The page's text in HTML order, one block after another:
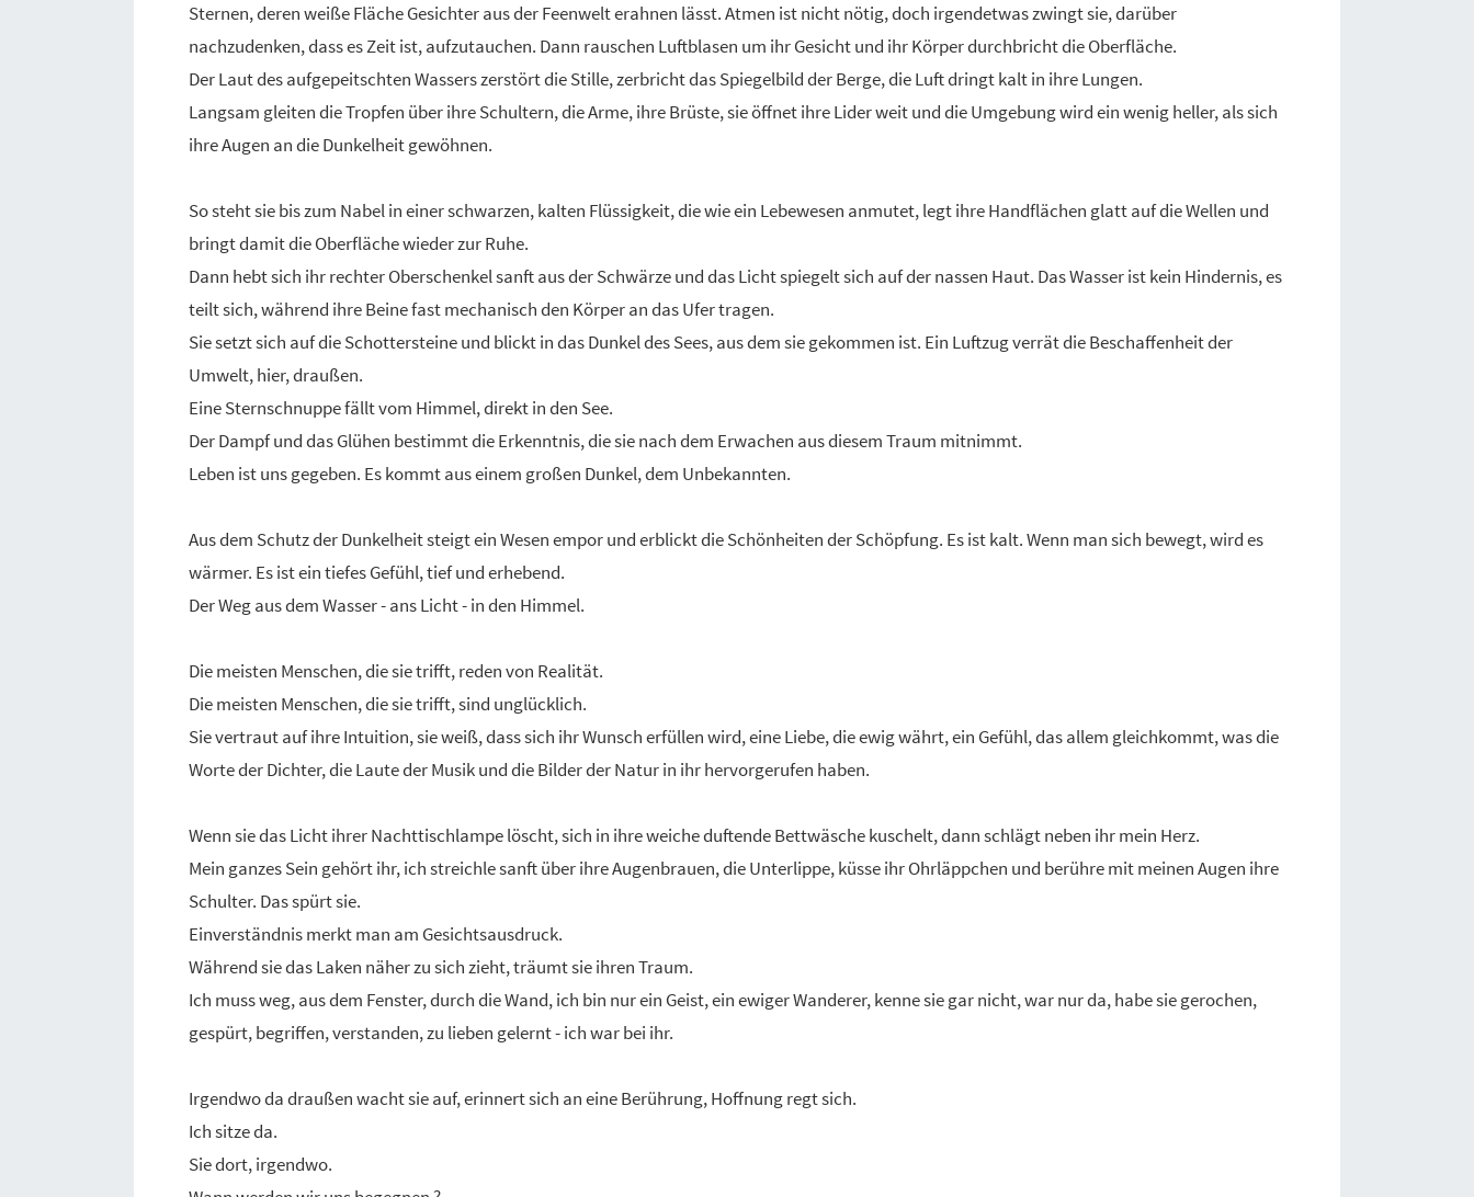
Sternen, deren weiße Fläche Gesichter aus der Feenwelt erahnen lässt. Atmen ist nicht nötig, doch irgendetwas zwingt sie, darüber
nachzudenken, dass es Zeit ist, aufzutauchen. Dann rauschen Luftblasen um ihr Gesicht und ihr Körper durchbricht die Oberfläche.
Der Laut des aufgepeitschten Wassers zerstört die Stille, zerbricht das Spiegelbild der Berge, die Luft dringt kalt in ihre Lungen.
Langsam gleiten die Tropfen über ihre Schultern, die Arme, ihre Brüste, sie öffnet ihre Lider weit und die Umgebung wird ein wenig heller, als sich
ihre Augen an die Dunkelheit gewöhnen.
So steht sie bis zum Nabel in einer schwarzen, kalten Flüssigkeit, die wie ein Lebewesen anmutet, legt ihre Handflächen glatt auf die Wellen und
bringt damit die Oberfläche wieder zur Ruhe.
Dann hebt sich ihr rechter Oberschenkel sanft aus der Schwärze und das Licht spiegelt sich auf der nassen Haut. Das Wasser ist kein Hindernis, es
teilt sich, während ihre Beine fast mechanisch den Körper an das Ufer tragen.
Sie setzt sich auf die Schottersteine und blickt in das Dunkel des Sees, aus dem sie gekommen ist. Ein Luftzug verrät die Beschaffenheit der
Umwelt, hier, draußen.
Eine Sternschnuppe fällt vom Himmel, direkt in den See.
Der Dampf und das Glühen bestimmt die Erkenntnis, die sie nach dem Erwachen aus diesem Traum mitnimmt.
Leben ist uns gegeben. Es kommt aus einem großen Dunkel, dem Unbekannten.
Aus dem Schutz der Dunkelheit steigt ein Wesen empor und erblickt die Schönheiten der Schöpfung. Es ist kalt. Wenn man sich bewegt, wird es
wärmer. Es ist ein tiefes Gefühl, tief und erhebend.
Der Weg aus dem Wasser - ans Licht - in den Himmel.
Die meisten Menschen, die sie trifft, reden von Realität.
Die meisten Menschen, die sie trifft, sind unglücklich.
Sie vertraut auf ihre Intuition, sie weiß, dass sich ihr Wunsch erfüllen wird, eine Liebe, die ewig währt, ein Gefühl, das allem gleichkommt, was die
Worte der Dichter, die Laute der Musik und die Bilder der Natur in ihr hervorgerufen haben.
Wenn sie das Licht ihrer Nachttischlampe löscht, sich in ihre weiche duftende Bettwäsche kuschelt, dann schlägt neben ihr mein Herz.
Mein ganzes Sein gehört ihr, ich streichle sanft über ihre Augenbrauen, die Unterlippe, küsse ihr Ohrläppchen und berühre mit meinen Augen ihre
Schulter. Das spürt sie.
Einverständnis merkt man am Gesichtsausdruck.
Während sie das Laken näher zu sich zieht, träumt sie ihren Traum.
Ich muss weg, aus dem Fenster, durch die Wand, ich bin nur ein Geist, ein ewiger Wanderer, kenne sie gar nicht, war nur da, habe sie gerochen,
gespürt, begriffen, verstanden, zu lieben gelernt - ich war bei ihr.
Irgendwo da draußen wacht sie auf, erinnert sich an eine Berührung, Hoffnung regt sich.
Ich sitze da.
Sie dort, irgendwo.